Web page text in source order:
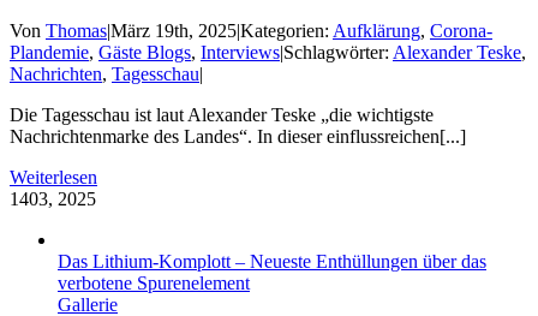
Von Thomas|März 19th, 2025|Kategorien: Aufklärung, Corona-
Plandemie, Gäste Blogs, Interviews|Schlagwörter: Alexander Teske,
Nachrichten, Tagesschau|
Die Tagesschau ist laut Alexander Teske „die wichtigste
Nachrichtenmarke des Landes“. In dieser einflussreichen[...]
Weiterlesen
1403, 2025
Das Lithium-Komplott – Neueste Enthüllungen über das
verbotene Spurenelement
Gallerie